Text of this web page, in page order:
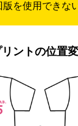
を使用できな
リントの位置